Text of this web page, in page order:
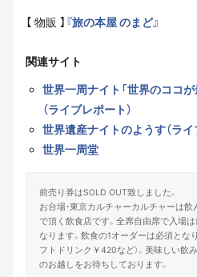
【 物販 】 『旅の本屋 のまど』
関連サイト
世界一周ナイト「世界のココ
（ライブレポート）
世界遺産ナイトのようす（ライ
世界一周堂
前売り券はSOLD OUT致しました。
お台場・東京カルチャーカルチャーは
で頂く飲食店です。全席自由席で入場
なります。飲食の1オーダーは必須とな
フトドリンク￥420など）。美味しい飲
のお越しをお待ちしております。